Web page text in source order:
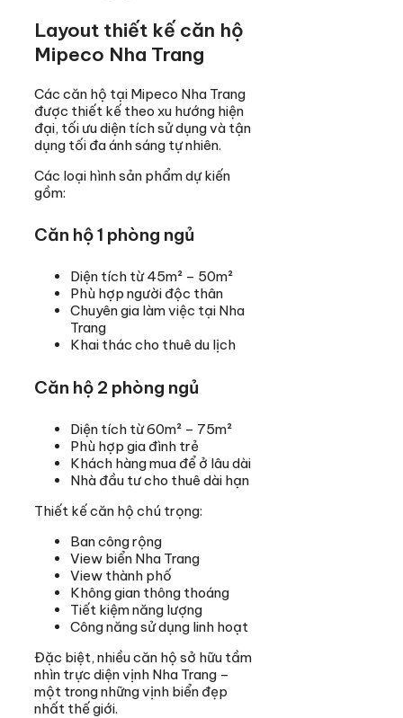
Layout thiết kế căn hộ
Mipeco Nha Trang
Các căn hộ tại Mipeco Nha Trang
được thiết kế theo xu hướng hiện
đại, tối ưu diện tích sử dụng và tận
dụng tối đa ánh sáng tự nhiên.
Các loại hình sản phẩm dự kiến
gồm:
Căn hộ 1 phòng ngủ
Diện tích từ 45m² – 50m²
Phù hợp người độc thân
Chuyên gia làm việc tại Nha
Trang
Khai thác cho thuê du lịch
Căn hộ 2 phòng ngủ
Diện tích từ 60m² – 75m²
Phù hợp gia đình trẻ
Khách hàng mua để ở lâu dài
Nhà đầu tư cho thuê dài hạn
Thiết kế căn hộ chú trọng:
Ban công rộng
View biển Nha Trang
View thành phố
Không gian thông thoáng
Tiết kiệm năng lượng
Công năng sử dụng linh hoạt
Đặc biệt, nhiều căn hộ sở hữu tầm
nhìn trực diện vịnh Nha Trang –
một trong những vịnh biển đẹp
nhất thế giới.